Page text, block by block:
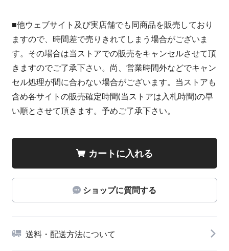
■他ウェブサイト及び実店舗でも同商品を販売しており
ますので、時間差で売りきれてしまう場合がございま
す。その場合は当ストアでの販売をキャンセルさせて頂
きますのでご了承下さい。尚、営業時間外などでキャン
セル処理が間に合わない場合がございます。当ストアも
含め各サイトの販売確定時間(当ストアは入札時間)の早
い順とさせて頂きます。予めご了承下さい。
カートに入れる
ショップに質問する
送料・配送方法について